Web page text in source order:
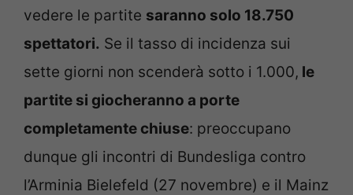
vedere le partite saranno solo 18.750
spettatori. Se il tasso di incidenza sui
sette giorni non scenderà sotto i 1.000, le
partite si giocheranno a porte
completamente chiuse: preoccupano
dunque gli incontri di Bundesliga contro
l’Arminia Bielefeld (27 novembre) e il Mainz